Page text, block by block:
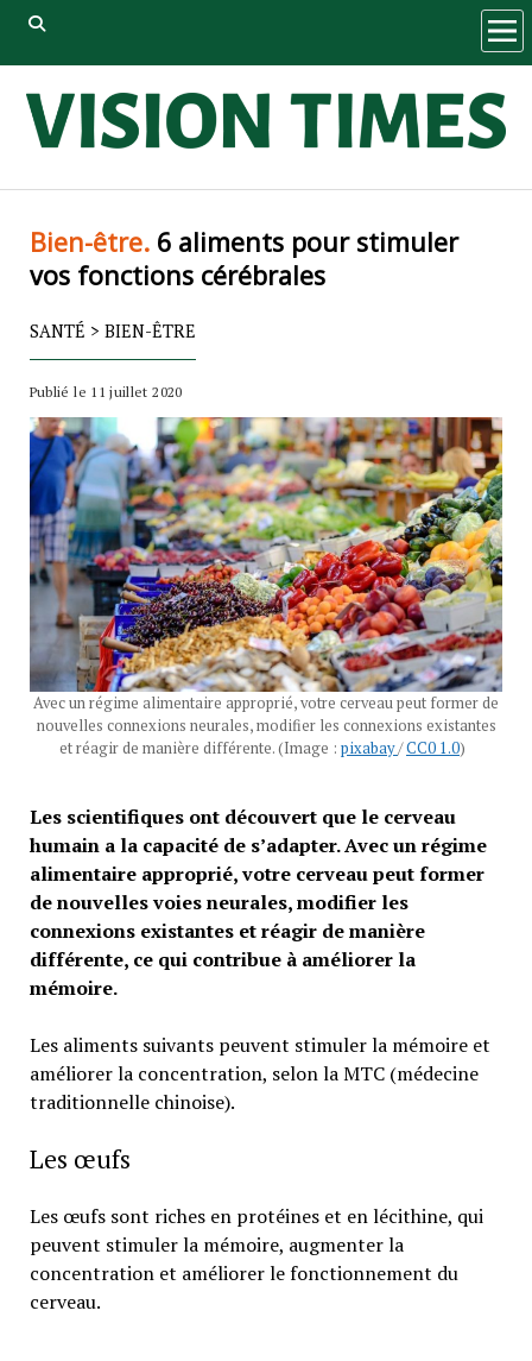
Bien-être.6 aliments pour stimuler
vos fonctions cérébrales
SANTÉ > BIEN-ÊTRE
Publié le 11 juillet 2020
Avec un régime alimentaire approprié, votre cerveau peut former de
nouvelles connexions neurales, modifier les connexions existantes
et réagir de manière différente. (Image : pixabay/CC0 1.0)
Les scientifiques ont découvert que le cerveau
humain a la capacité de s’adapter. Avec un régime
alimentaire approprié, votre cerveau peut former
de nouvelles voies neurales, modifier les
connexions existantes et réagir de manière
différente, ce qui contribue à améliorer la
mémoire.
Les aliments suivants peuvent stimuler la mémoire et
améliorer la concentration, selon la MTC (médecine
traditionnelle chinoise).
Les œufs
Les œufs sont riches en protéines et en lécithine, qui
peuvent stimuler la mémoire, augmenter la
concentration et améliorer le fonctionnement du
cerveau.